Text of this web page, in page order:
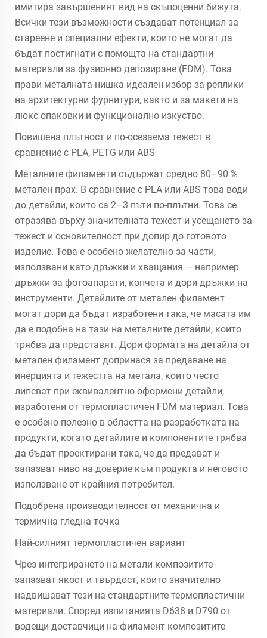
имитира завършеният вид на скъпоценни бижута.
Всички тези възможности създават потенциал за
стареене и специални ефекти, които не могат да
бъдат постигнати с помощта на стандартни
материали за фузионно депозиране (FDM). Това
прави металната нишка идеален избор за реплики
на архитектурни фурнитури, както и за макети на
люкс опаковки и функционално изкуство.
Повишена плътност и по-осезаема тежест в
сравнение с PLA, PETG или ABS
Металните филаменти съдържат средно 80–90 %
метален прах. В сравнение с PLA или ABS това води
до детайли, които са 2–3 пъти по-плътни. Това се
отразява върху значителната тежест и усещането за
тежест и основителност при допир до готовото
изделие. Това е особено желателно за части,
използвани като дръжки и хващания — например
дръжки за фотоапарати, копчета и дори дръжки на
инструменти. Детайлите от метален филамент
могат дори да бъдат изработени така, че масата им
да е подобна на тази на металните детайли, които
трябва да представят. Дори формата на детайла от
метален филамент допринася за предаване на
инерцията и тежестта на метала, които често
липсват при еквивалентно оформени детайли,
изработени от термопластичен FDM материал. Това
е особено полезно в областта на разработката на
продукти, когато детайлите и компонентите трябва
да бъдат проектирани така, че да предават и
запазват ниво на доверие към продукта и неговото
използване от крайния потребител.
Подобрена производителност от механична и
термична гледна точка
Най-силният термопластичен вариант
Чрез интегрирането на метали композитите
запазват якост и твърдост, които значително
надвишават тези на стандартните термопластични
материали. Според изпитанията D638 и D790 от
водещи доставчици на филамент композитите